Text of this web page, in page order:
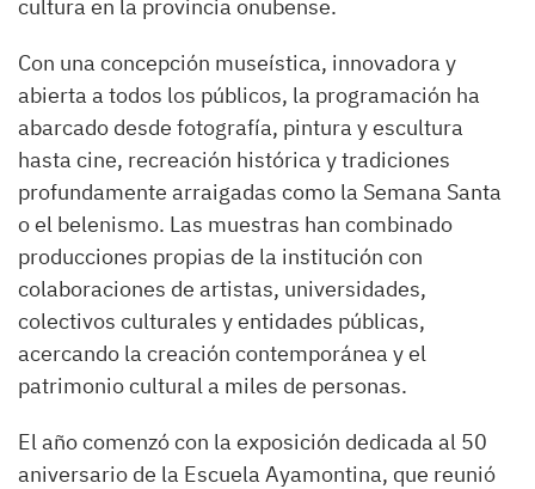
cultura en la provincia onubense.
Con una concepción museística, innovadora y
abierta a todos los públicos, la programación ha
abarcado desde fotografía, pintura y escultura
hasta cine, recreación histórica y tradiciones
profundamente arraigadas como la Semana Santa
o el belenismo. Las muestras han combinado
producciones propias de la institución con
colaboraciones de artistas, universidades,
colectivos culturales y entidades públicas,
acercando la creación contemporánea y el
patrimonio cultural a miles de personas.
El año comenzó con la exposición dedicada al 50
aniversario de la Escuela Ayamontina, que reunió